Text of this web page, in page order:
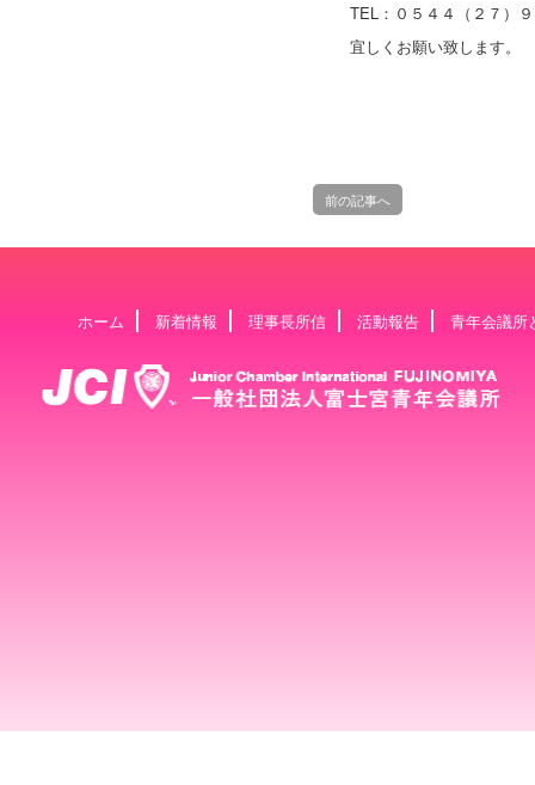
TEL：０５４４（２７
宜しくお願い致します。
前の記事へ
ホーム 新着情報 理事長所信 活動報告 青年会議所